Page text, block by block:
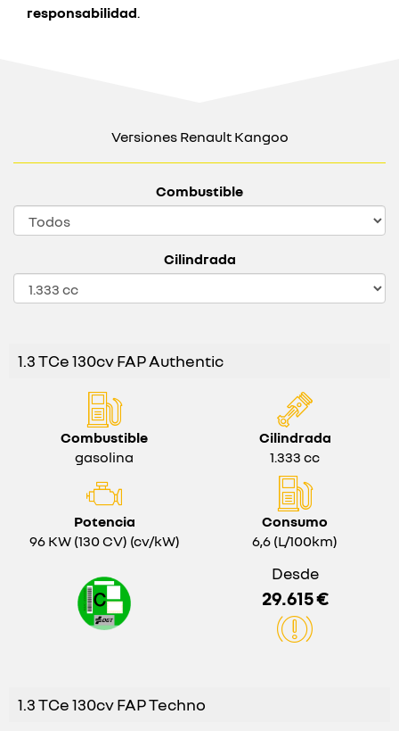
responsabilidad.
Versiones Renault Kangoo
Combustible
Cilindrada
1.3 TCe 130cv FAP Authentic
Combustible
gasolina
Cilindrada
1.333 cc
Potencia
96 KW (130 CV) (cv/kW)
Consumo
6,6 (L/100km)
Desde
29.615 €
1.3 TCe 130cv FAP Techno